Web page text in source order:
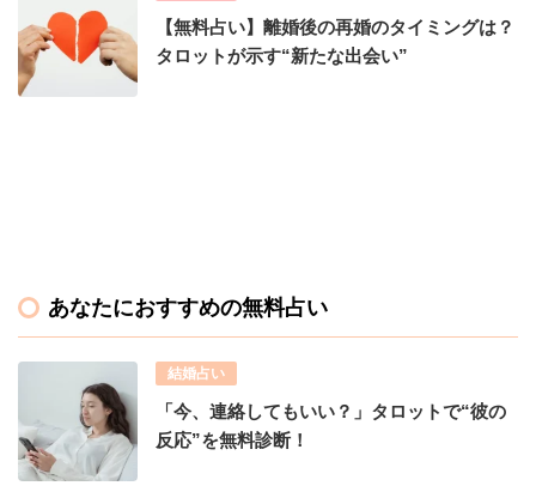
【無料占い】離婚後の再婚のタイミングは？
タロットが示す“新たな出会い”
あなたにおすすめの無料占い
結婚占い
「今、連絡してもいい？」タロットで“彼の
反応”を無料診断！